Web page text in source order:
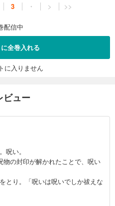
3 ・ > >>
配信中
全巻入れる
に入りません
ビュー
呪い。
の封印が解かれたことで、呪い
とり。「呪いは呪いでしか祓えな